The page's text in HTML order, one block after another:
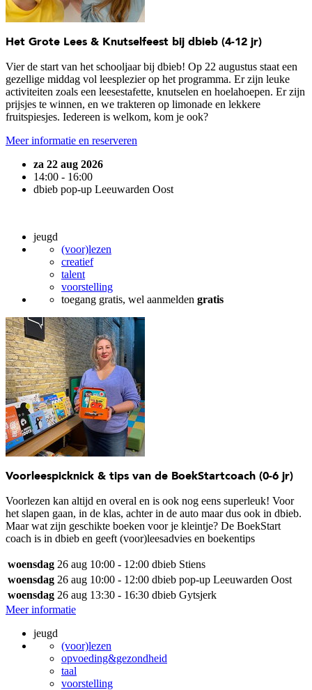
Het Grote Lees & Knutselfeest bij dbieb (4-12 jr)
Vier de start van het schooljaar bij dbieb! Op 22 augustus staat een
gezellige middag vol leesplezier op het programma. Er zijn leuke
activiteiten zoals een leesestafette, knutselen en hoelahoepen. Er zijn
prijsjes te winnen, en we trakteren op limonade en lekkere
fruitspiesjes. Iedereen is welkom, kom je ook?
Meer informatie en reserveren
za 22 aug 2026
14:00 - 16:00
dbieb pop-up Leeuwarden Oost
jeugd
(voor)lezen
creatief
talent
voorstelling
toegang gratis, wel aanmelden gratis
Voorleespicknick & tips van de BoekStartcoach (0-6 jr)
Voorlezen kan altijd en overal en is ook nog eens superleuk! Voor
het slapen gaan, in de klas, achter in de auto maar dus ook in dbieb.
Maar wat zijn geschikte boeken voor je kleintje? De BoekStart
coach is in dbieb en geeft (voor)leesadvies en boekentips
woensdag 26 aug 10:00 - 12:00 dbieb Stiens
woensdag 26 aug 10:00 - 12:00 dbieb pop-up Leeuwarden Oost
woensdag 26 aug 13:30 - 16:30 dbieb Gytsjerk
Meer informatie
jeugd
(voor)lezen
opvoeding&gezondheid
taal
voorstelling